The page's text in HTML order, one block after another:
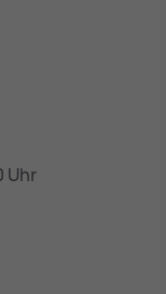
Uhr